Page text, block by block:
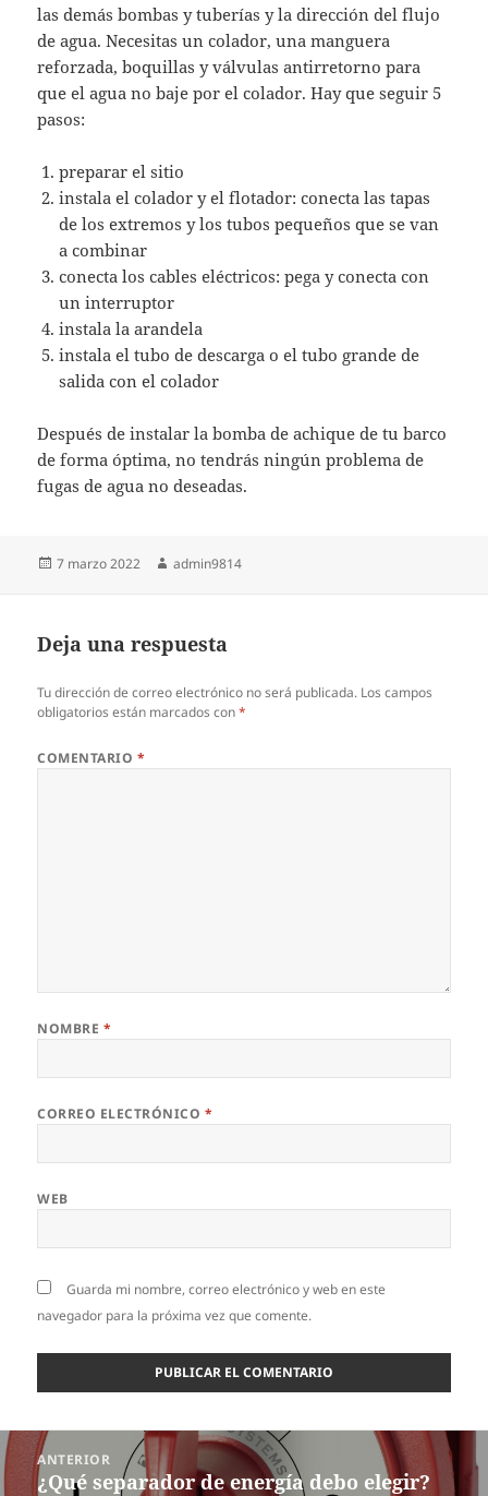
las demás bombas y tuberías y la dirección del flujo
de agua. Necesitas un colador, una manguera
reforzada, boquillas y válvulas antirretorno para
que el agua no baje por el colador. Hay que seguir 5
pasos:
preparar el sitio
instala el colador y el flotador: conecta las tapas
de los extremos y los tubos pequeños que se van
a combinar
conecta los cables eléctricos: pega y conecta con
un interruptor
instala la arandela
instala el tubo de descarga o el tubo grande de
salida con el colador
Después de instalar la bomba de achique de tu barco
de forma óptima, no tendrás ningún problema de
fugas de agua no deseadas.
Publicado
7 marzo 2022 Autor
admin9814
Deja una respuesta
Tu dirección de correo electrónico no será publicada. Los campos
obligatorios están marcados con*
COMENTARIO *
NOMBRE *
CORREO ELECTRÓNICO *
WEB
Guarda mi nombre, correo electrónico y web en este
navegador para la próxima vez que comente.
Navegación
de
ANTERIOR
Entrada
¿Qué separador de energía debo elegir?